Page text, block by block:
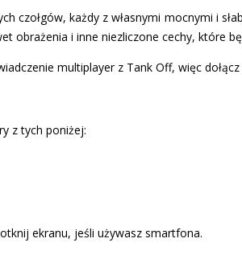
czołgów, każdy z własnymi mocnymi i
obrażenia i inne niezliczone cechy, które
multiplayer z Tank Off, więc
z tych poniżej:
ekranu, jeśli używasz smartfona.